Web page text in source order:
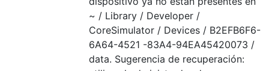
~ / Library / Developer /
CoreSimulator / Devices / B2EFB6F6-
6A64-4521 -83A4-94EA45420073 /
data. Sugerencia de recuperación: